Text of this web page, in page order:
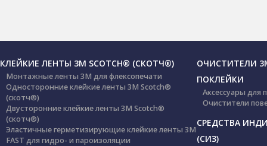
КЛЕЙКИЕ ЛЕНТЫ 3М SCOTCH® (СКОТЧ®)
Монтажные ленты 3М для флексопечати
Односторонние клейкие ленты 3М Scotch®
(скотч®)
Двусторонние клейкие ленты 3М Scotch®
(скотч®)
Эластичные герметизирующие клейкие ленты 3М
FAST для гидро- и пароизоляции
ОЧИСТИТЕЛИ
ПОКЛЕЙКИ
Аксессуары для
Очистители
СРЕДСТВА
(СИЗ)